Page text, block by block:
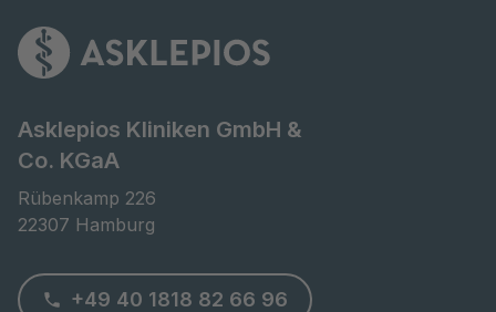
Asklepios Kliniken GmbH &
Co. KGaA
Rübenkamp 226
22307 Hamburg
+49 40 1818 82 66 96